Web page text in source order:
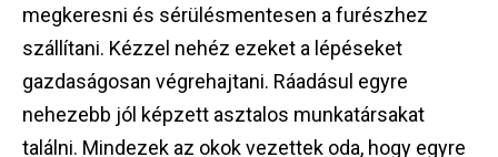
megkeresni és sérülésmentesen a furészhez
szállítani. Kézzel nehéz ezeket a lépéseket
gazdaságosan végrehajtani. Ráadásul egyre
nehezebb jól képzett asztalos munkatársakat
találni. Mindezek az okok vezettek oda, hogy egyre